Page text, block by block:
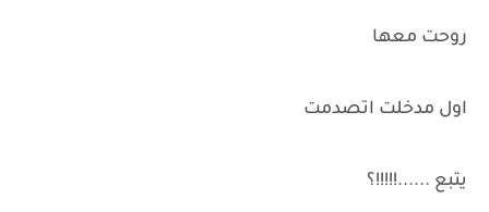
روحت معها
اول مدخلت اتصدمت
يتبع ......!!!!!؟